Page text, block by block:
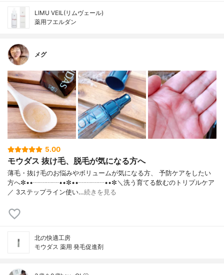
LIMU VEIL(リムヴェール)
薬用フエルダン
メグ
5.00
モウダス 抜け毛、脱毛が気になる方へ
薄毛・抜け毛のお悩みやボリュームが気になる方、 予防ケアをしたい
方へ✼••┈┈┈┈••✼••┈┈┈┈••✼＼洗う育てる飲むのトリプルケア
／ 3ステップライン使い…続きを見る
北の快適工房
モウダス 薬用 発毛促進剤